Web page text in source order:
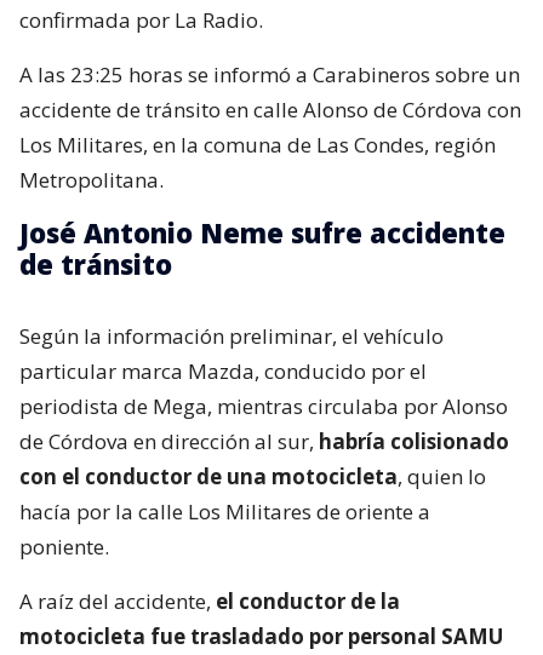
confirmada por La Radio.
A las 23:25 horas se informó a Carabineros sobre un
accidente de tránsito en calle Alonso de Córdova con
Los Militares, en la comuna de Las Condes, región
Metropolitana.
José Antonio Neme sufre accidente
de tránsito
Según la información preliminar, el vehículo
particular marca Mazda, conducido por el
periodista de Mega, mientras circulaba por Alonso
de Córdova en dirección al sur, habría colisionado
con el conductor de una motocicleta, quien lo
hacía por la calle Los Militares de oriente a
poniente.
A raíz del accidente, el conductor de la
motocicleta fue trasladado por personal SAMU